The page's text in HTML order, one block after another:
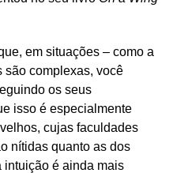
em situações – como a
são complexas, você
os seus
isso é especialmente
cujas faculdades
nítidas quanto as dos
intuição é ainda mais